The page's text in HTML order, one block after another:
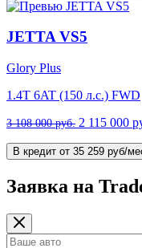
JETTA VS5
Glory Plus
1.4T 6AT (150 л.с.) FWD
3 108 000 руб. 2 115 000
В кредит от 35 259 руб/
Заявка на